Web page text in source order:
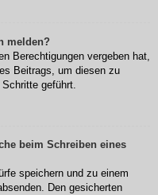
melden?
Berechtigungen vergeben hat,
Beitrags, um diesen zu
geführt.
beim Schreiben eines
speichern und zu einem
Den gesicherten